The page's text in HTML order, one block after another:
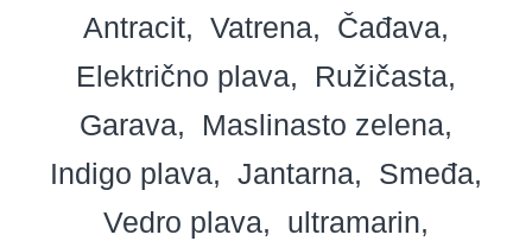
Antracit
Vatrena
Čađava
Električno plava
Ružičasta
Garava
Maslinasto zelena
Indigo plava
Jantarna
Smeđa
Vedro plava
ultramarin